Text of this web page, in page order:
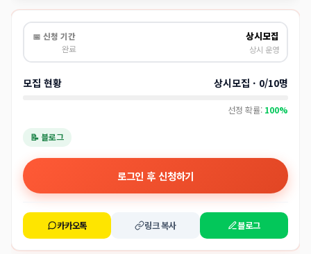
📅 신청 기간
완료
상시모집
상시 운영
모집 현황 상시모집 · 0/10명
선정 확률: 100%
📝 블로그
로그인 후 신청하기
카카오톡 링크 복사 블로그